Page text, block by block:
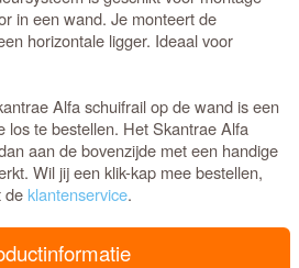
in een wand. Je monteert de
horizontale ligger. Ideaal voor
Alfa schuifrail op de wand is een
los te bestellen. Het Skantrae Alfa
aan de bovenzijde met een handige
Wil jij een klik-kap mee bestellen,
deklantenservice.